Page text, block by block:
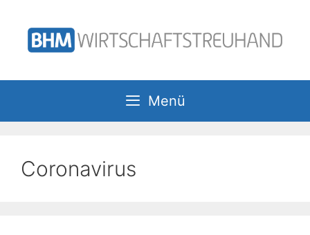
Inhalt
springen
Menü
Coronavirus